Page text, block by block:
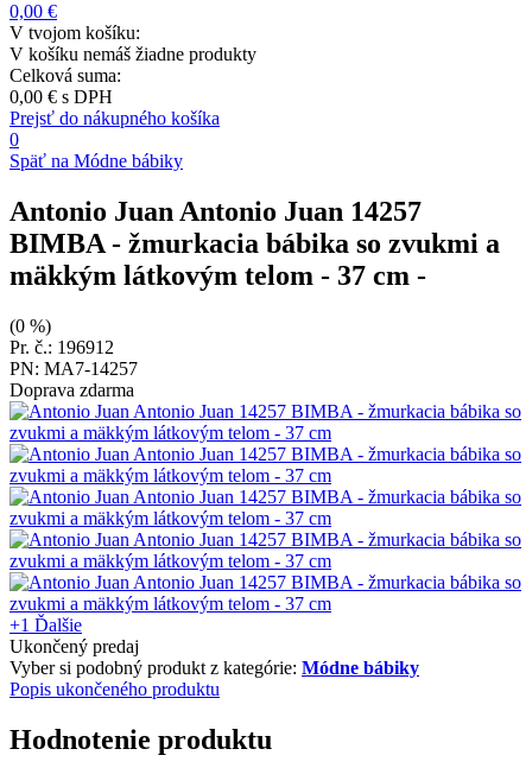
0,00 €
V tvojom košíku:
V košíku nemáš žiadne produkty
Celková suma:
0,00 € s DPH
Prejsť do nákupného košíka
0
Späť na Módne bábiky
Antonio Juan Antonio Juan 14257
BIMBA - žmurkacia bábika so zvukmi a
mäkkým látkovým telom - 37 cm -
(0 %)
Pr. č.: 196912
PN: MA7-14257
Doprava zdarma
+1 Ďalšie
Ukončený predaj
Vyber si podobný produkt z kategórie: Módne bábiky
Popis ukončeného produktu
Hodnotenie produktu